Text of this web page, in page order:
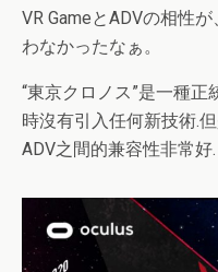
VR GameとADVの相性
わなかったなぁ。
“東京クロノス”是一種正
時沒有引入任何新技術.
ADV之間的兼容性非常好.